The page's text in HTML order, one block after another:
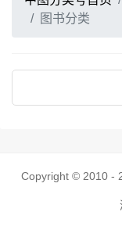
图书分类
Copyright © 2010 -